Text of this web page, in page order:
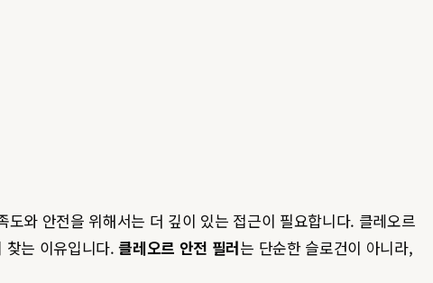
와 안전을 위해서는 더 깊이 있는 접근이 필요합니다. 클레오르
찾는 이유입니다.클레오르 안전 필러는 단순한 슬로건이 아니라,